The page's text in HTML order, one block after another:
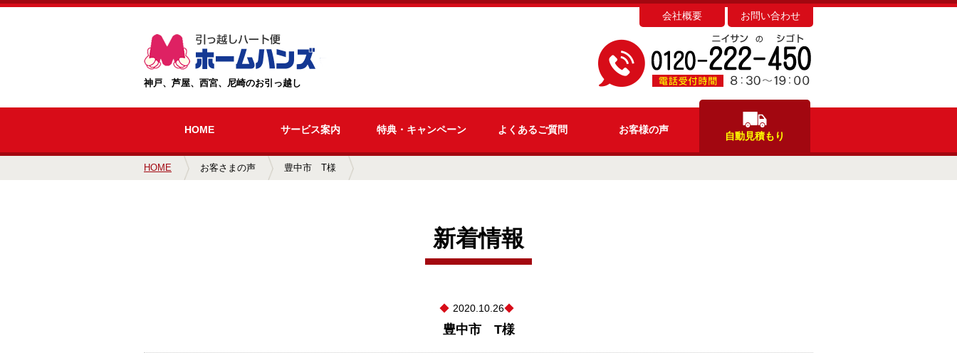
会社概要 お問い合わせ
神戸、芦屋、西宮、尼崎のお引っ越し
HOME サービス案内 特典・ キャンペーン よくあるご質問 お客様の声
自動見積もり
HOME お客さまの声 豊中市 T様
新着情報
2020.10.26
豊中市 T様